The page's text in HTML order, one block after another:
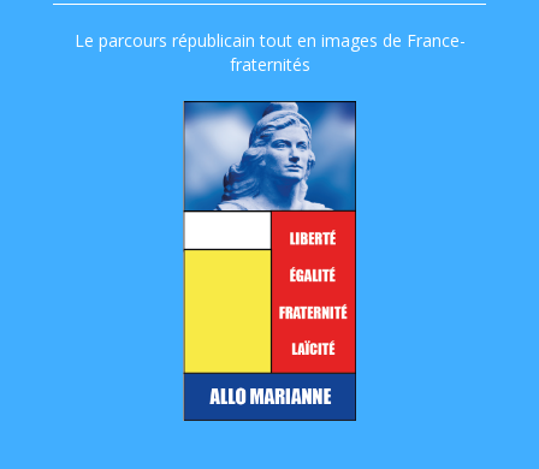
Le parcours républicain tout en images de France-
fraternités